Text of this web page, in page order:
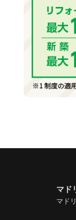
マド
マド